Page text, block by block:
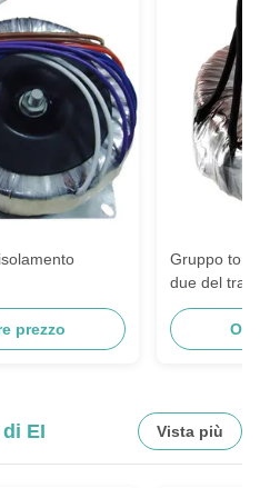
prezzo
Gruppo
due del
EI Vista più